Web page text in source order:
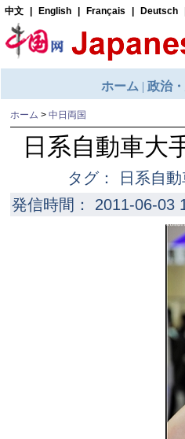
ホーム > 中日両国
日系自動車大
タグ： 日系自
発信時間： 2011-06-03